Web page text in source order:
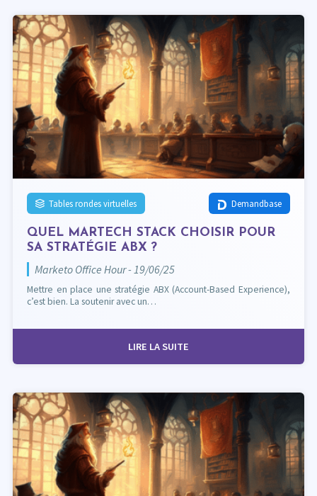
Tables rondes virtuelles Demandbase
QUEL MARTECH STACK CHOISIR POUR
SA STRATÉGIE ABX ?
Marketo Office Hour - 19/06/25
Mettre en place une stratégie ABX (Account-Based Experience),
c’est bien. La soutenir avec un…
LIRE LA SUITE